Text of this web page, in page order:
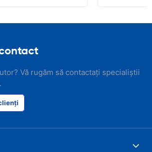
Vă rugăm să contactați specialiștii